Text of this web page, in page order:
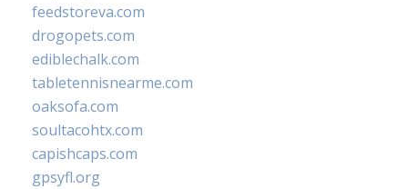
feedstoreva.com
drogopets.com
ediblechalk.com
tabletennisnearme.com
oaksofa.com
soultacohtx.com
capishcaps.com
gpsyfl.org